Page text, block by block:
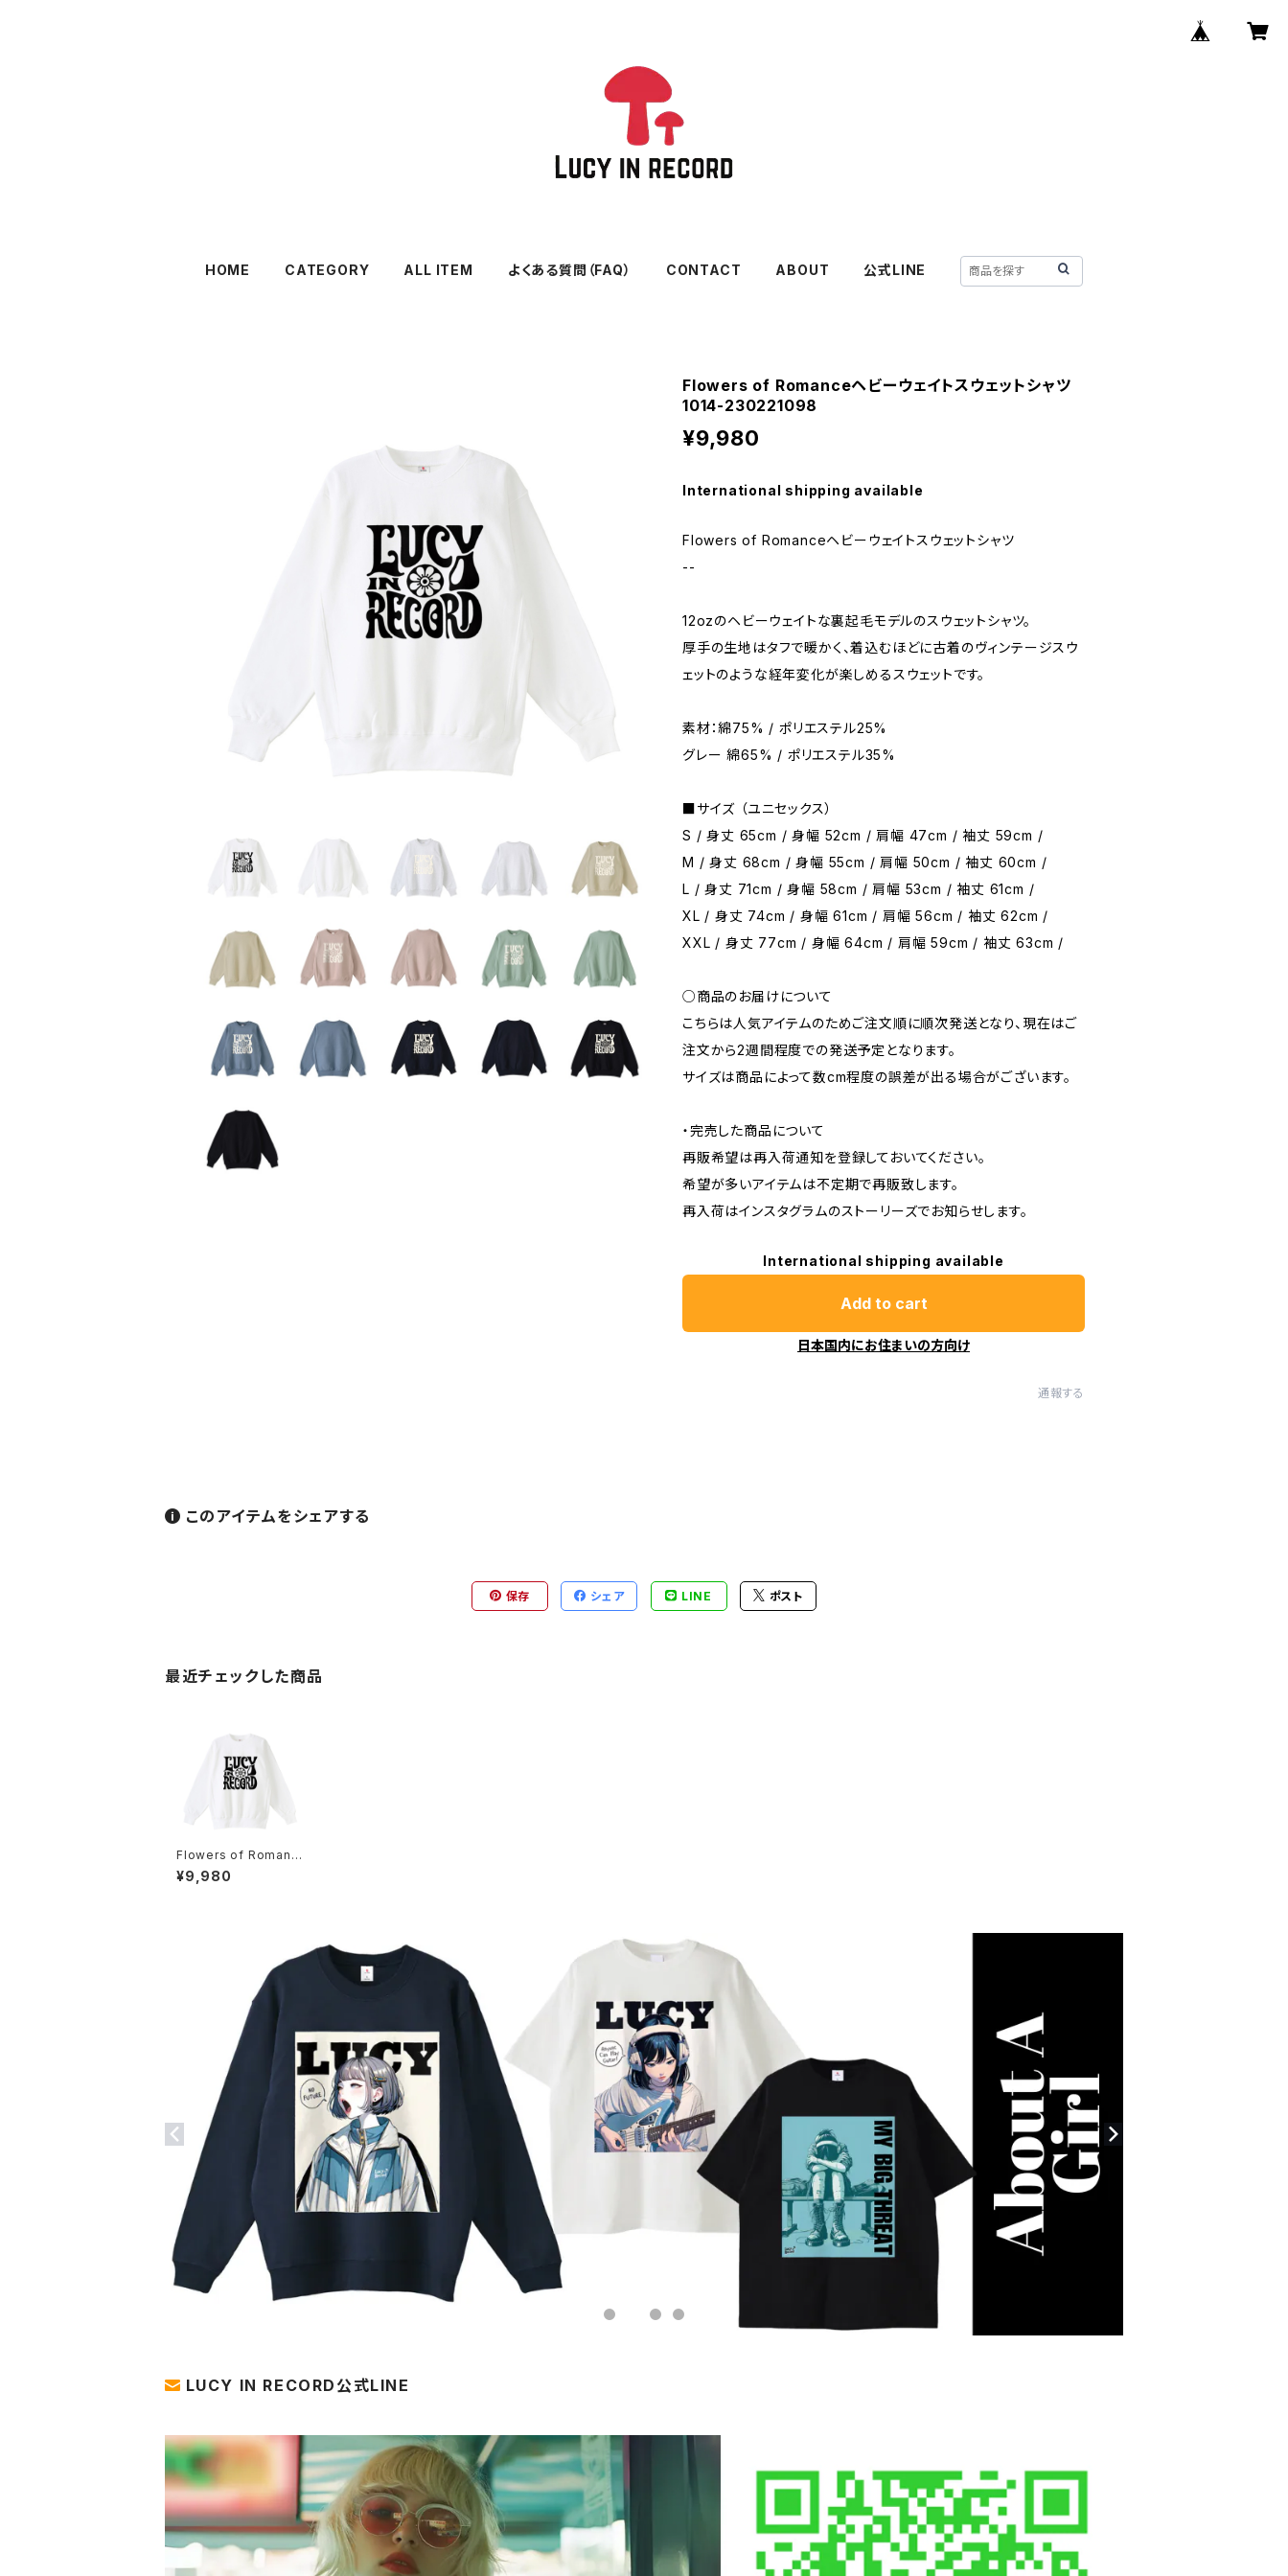
HOME CATEGORY ALL ITEM よくある質問（FAQ） CONTACT ABOUT 公式LINE
Flowers of Romanceヘビーウェイトスウェットシャツ
1014-230221098
¥9,980
International shipping available
Flowers of Romanceヘビーウェイトスウェットシャツ
--
12ozのヘビーウェイトな裏起毛モデルのスウェットシャツ。
厚手の生地はタフで暖かく、着込むほどに古着のヴィンテージスウ
ェットのような経年変化が楽しめるスウェットです。
素材：綿75% / ポリエステル25%
グレー 綿65% / ポリエステル35%
■サイズ （ユニセックス）
S / 身丈 65cm / 身幅 52cm / 肩幅 47cm / 袖丈 59cm /
M / 身丈 68cm / 身幅 55cm / 肩幅 50cm / 袖丈 60cm /
L / 身丈 71cm / 身幅 58cm / 肩幅 53cm / 袖丈 61cm /
XL / 身丈 74cm / 身幅 61cm / 肩幅 56cm / 袖丈 62cm /
XXL / 身丈 77cm / 身幅 64cm / 肩幅 59cm / 袖丈 63cm /
○商品のお届けについて
こちらは人気アイテムのためご注文順に順次発送となり、現在はご
注文から2週間程度での発送予定となります。
サイズは商品によって数cm程度の誤差が出る場合がございます。
・完売した商品について
再販希望は再入荷通知を登録しておいてください。
希望が多いアイテムは不定期で再販致します。
再入荷はインスタグラムのストーリーズでお知らせします。
International shipping available
Add to cart
日本国内にお住まいの方向け
通報する
このアイテムをシェアする
保存 シェア LINE ポスト
最近チェックした商品
Flowers of Romanc
eヘビーウェイトスウェ
ットシャツ 1014-2302
¥9,980
LUCY IN RECORD公式LINE